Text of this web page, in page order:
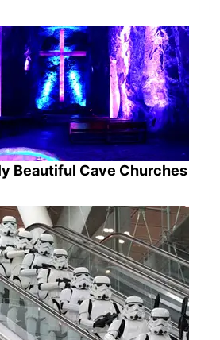
Beautiful Cave Churches